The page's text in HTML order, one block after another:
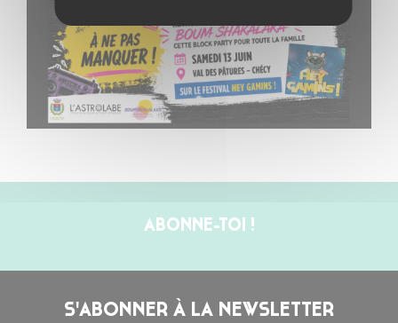
ABONNE-TOI !
S'ABONNER À LA NEWSLETTER